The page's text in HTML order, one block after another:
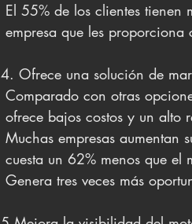
El 55% de los clientes tienen
empresa que les
4. Ofrece una solución de
Comparado con otras
ofrece bajos costos y un alto
Muchas empresas aumentan
cuesta un 62% menos que el
Genera tres veces más